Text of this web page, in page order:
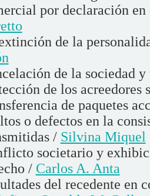
por declaración
de la
de la sociedad
de los acreedores
de paquetes
o defectos en la
/ Silvina Miquel
societario y
/ Carlos A. Anta
del recedente en